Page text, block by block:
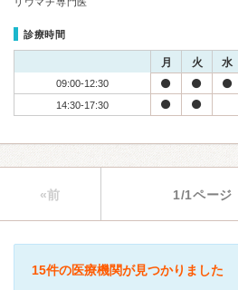
診療時間
月 火 水
09:00-12:30
14:30-17:30
«前 1/1ページ
15件の医療機関が見つかりました